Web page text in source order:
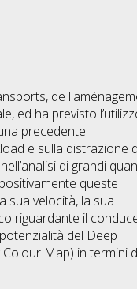
de
ed ha previsto
precedente
e sulla distrazione
di grandi
queste
sua velocità, la sua
riguardante il
del Deep
Map) in termini